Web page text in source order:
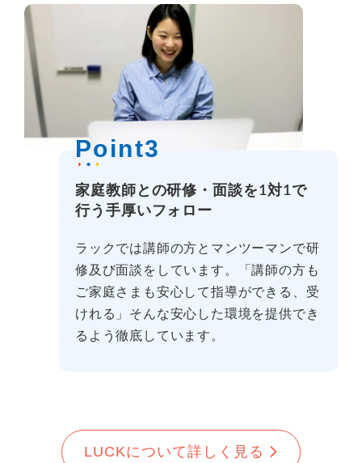
Point3
家庭教師との研修・面談を1対1で
行う手厚いフォロー
ラックでは講師の方とマンツーマンで研
修及び面談をしています。「講師の方も
ご家庭さまも安心して指導ができる、受
けれる」そんな安心した環境を提供でき
るよう徹底しています。
LUCKについて詳しく見る